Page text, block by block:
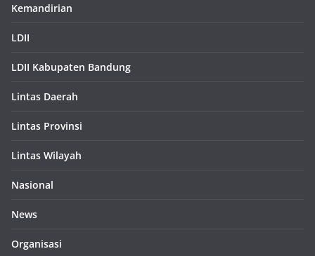
Kemandirian
LDII
LDII Kabupaten Bandung
Lintas Daerah
Lintas Provinsi
Lintas Wilayah
Nasional
News
Organisasi